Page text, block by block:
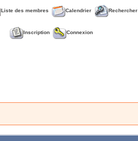
Liste des membres Calendrier Rechercher
Inscription Connexion